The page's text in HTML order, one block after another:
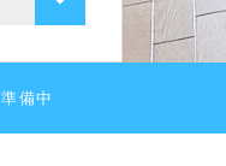
準備中